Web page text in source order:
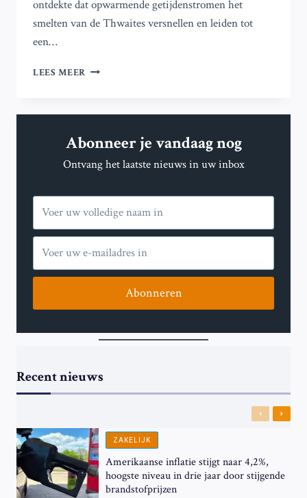
ontdekte dat opwarmende getijdenstromen het
smelten van de Thwaites versnellen en leiden tot
een…
LEES MEER ANTARCTISCHE
SMELT
DAN
OPROEPEN
GEO-
ENGINEERING
NEMEN
Abonneer je vandaag nog
Ontvang het laatste nieuws in uw inbox
Abonneren
Recent nieuws
Previous
Next
ZAKELIJK
Amerikaanse inflatie stijgt naar 4,2%,
hoogste niveau in drie jaar door stijgende
brandstofprijzen